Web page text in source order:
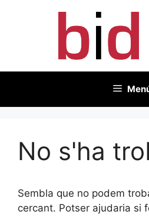
No s'ha
Sembla que no podem
cercant. Potser ajudaria si